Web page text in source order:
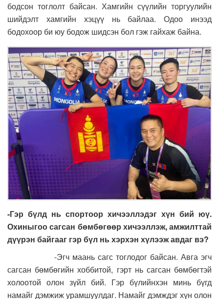
бодсон тоглолт байсан. Хамгийн сүүлийн торгуулийн
шийдэлт хамгийн хэцүү нь байлаа. Одоо инээд
бодохоор би юу бодож шидсэн бол гэж гайхаж байна.
-Гэр бүлд нь спортоор хичээллэдэг хүн бий юү.
Охиныгоо сагсан бөмбөгөөр хичээллэж, амжилттай
дүүрэн байгааг гэр бүл нь хэрхэн хүлээж авдаг вэ?
-Эгч маань сагс тоглодог байсан. Авга эгч
сагсан бөмбөгийн хоббитой, гэрт нь сагсан бөмбөгтэй
холоотой олон зүйл бий. Гэр бүлийнхэн минь бүгд
намайг дэмжиж урамшуулдаг. Намайг дэмждэг хүн олон